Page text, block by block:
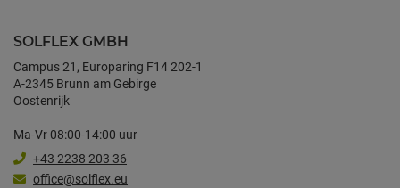
SOLFLEX GMBH
Campus 21, Europaring F14 202-1
A-2345 Brunn am Gebirge
Oostenrijk
Ma-Vr 08:00-14:00 uur
+43 2238 203 36
office@solflex.eu